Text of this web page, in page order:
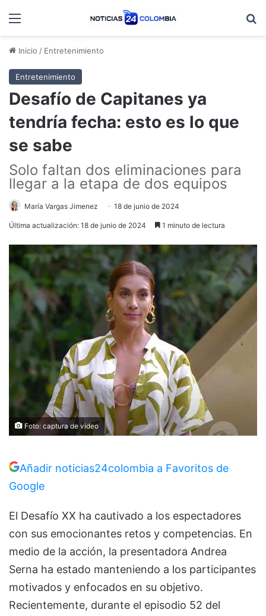
Menú
Inicio / Entretenimiento
Entretenimiento
Desafío de Capitanes ya
tendría fecha: esto es lo que
se sabe
Solo faltan dos eliminaciones para
llegar a la etapa de dos equipos
María Vargas Jimenez 18 de junio de 2024
Última actualización: 18 de junio de 2024 1 minuto de lectura
Foto: captura de video
Añadir noticias24colombia a Favoritos de
Google
El Desafío XX ha cautivado a los espectadores
con sus emocionantes retos y competencias. En
medio de la acción, la presentadora Andrea
Serna ha estado manteniendo a los participantes
motivados y enfocados en su objetivo.
Recientemente, durante el episodio 52 del